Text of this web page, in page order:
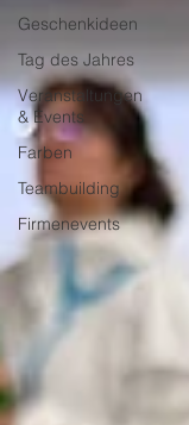
Geschenkideen
Tag des Jahres
Veranstaltungen
& Events
Farben
Teambuilding
Firmenevents